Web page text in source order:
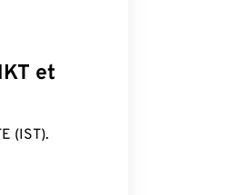
et
(IST).